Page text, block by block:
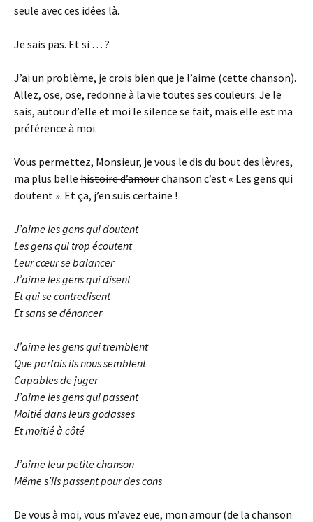
seule avec ces idées là.
Je sais pas. Et si … ?
J’ai un problème, je crois bien que je l’aime (cette chanson).
Allez, ose, ose, redonne à la vie toutes ses couleurs. Je le
sais, autour d’elle et moi le silence se fait, mais elle est ma
préférence à moi.
Vous permettez, Monsieur, je vous le dis du bout des lèvres,
ma plus belle histoire d’amourchanson c’est « Les gens qui
doutent ». Et ça, j’en suis certaine !
J’aime les gens qui doutent
Les gens qui trop écoutent
Leur cœur se balancer
J’aime les gens qui disent
Et qui se contredisent
Et sans se dénoncer
J’aime les gens qui tremblent
Que parfois ils nous semblent
Capables de juger
J’aime les gens qui passent
Moitié dans leurs godasses
Et moitié à côté
J’aime leur petite chanson
Même s’ils passent pour des cons
De vous à moi, vous m’avez eue, mon amour (de la chanson